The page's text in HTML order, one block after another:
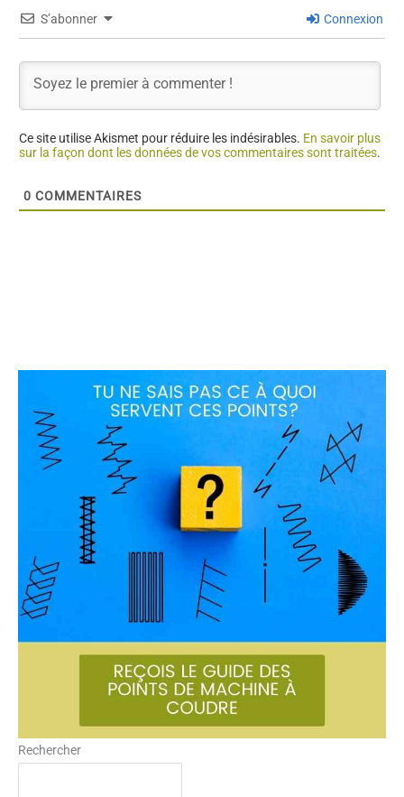
S’abonner Connexion
Ce site utilise Akismet pour réduire les indésirables. En savoir plus
sur la façon dont les données de vos commentaires sont traitées.
0 COMMENTAIRES
Rechercher